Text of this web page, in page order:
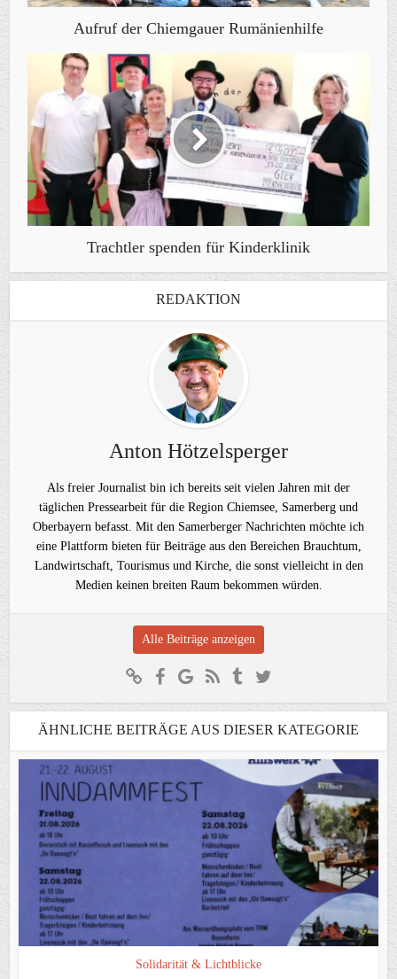
Aufruf der Chiemgauer Rumänienhilfe
Trachtler spenden für Kinderklinik
REDAKTION
Anton Hötzelsperger
Als freier Journalist bin ich bereits seit vielen Jahren mit der
täglichen Pressearbeit für die Region Chiemsee, Samerberg und
Oberbayern befasst. Mit den Samerberger Nachrichten möchte ich
eine Plattform bieten für Beiträge aus den Bereichen Brauchtum,
Landwirtschaft, Tourismus und Kirche, die sonst vielleicht in den
Medien keinen breiten Raum bekommen würden.
Alle Beiträge anzeigen
ÄHNLICHE BEITRÄGE AUS DIESER KATEGORIE
Solidarität & Lichtblicke